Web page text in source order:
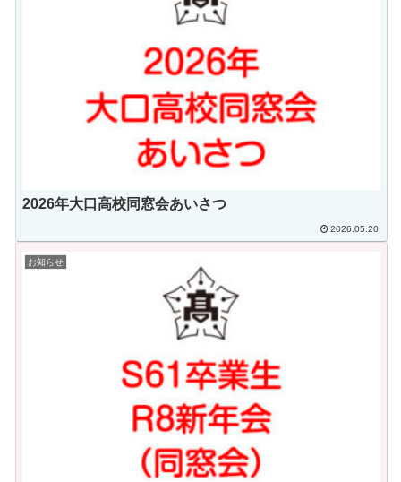
2026年大口高校同窓会あいさつ
2026.05.20
お知らせ